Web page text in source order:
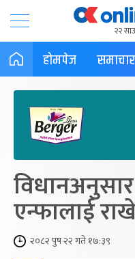
२२
होमपेज समाचार
एन्फालाई
२०८२ पुष २२ गते १७:३९